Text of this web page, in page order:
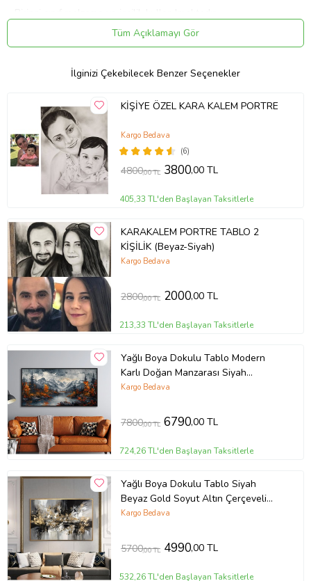
Ürün Kodu:kcm39301609
Tüm Açıklamayı Gör
İlginizi Çekebilecek Benzer Seçenekler
KİŞİYE ÖZEL KARA KALEM PORTRE
(6)
Kargo Bedava
4800,00 TL 3800,00 TL
405,33 TL'den Başlayan Taksitlerle
KARAKALEM PORTRE TABLO 2
KİŞİLİK (Beyaz-Siyah)
Kargo Bedava
2800,00 TL 2000,00 TL
213,33 TL'den Başlayan Taksitlerle
Yağlı Boya Dokulu Tablo Modern
Karlı Doğan Manzarası Siyah
Çerçeveli U06021
Kargo Bedava
7800,00 TL 6790,00 TL
724,26 TL'den Başlayan Taksitlerle
Yağlı Boya Dokulu Tablo Siyah
Beyaz Gold Soyut Altın Çerçeveli
U08038
Kargo Bedava
5700,00 TL 4990,00 TL
532,26 TL'den Başlayan Taksitlerle